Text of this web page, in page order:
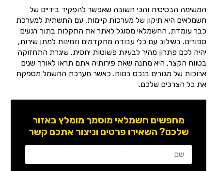
המשימה הבסיסית והכי חשובה שאפשר להפקיד בידיים של
חשמלאים היא תיקון של מערכות קיימות. עם התשתית למערכת
כבר עומדת, החשמלאי מסוגל לאתר את התקלות בתוך רגעים
ספורים. בשילוב עם כלי עבודה מתקדמים וזמינות למתן שירות,
יהיה לכם פתרון מהיר לבעיות פשוטות יחסית. שיגרת התחזוקה
בטווח הקצר, היא מתנה שאת פירותיה אתם תראו לאורך שנים
ארוכות של מגורים בנכס בטוח. כאשר מערכת החשמל מספקת
את כל הצרכים שלכם.
מחפשים חשמלאי מוסמך מומלץ באזור
שלכם? השאירו פרטים וניצור אתכם קשר